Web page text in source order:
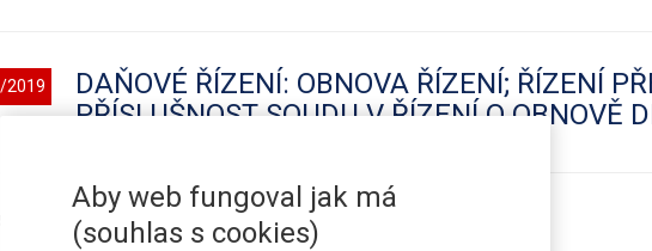
2019
DAŇOVÉ ŘÍZENÍ: OBNOVA ŘÍZENÍ; ŘÍZENÍ
PŘÍSLUŠNOST SOUDU V ŘÍZENÍ O OBNOVĚ
a § 117 a násl. zákona č. 280/2009 Sb., daňového řádu
Aby web fungoval jak má
(souhlas s cookies)